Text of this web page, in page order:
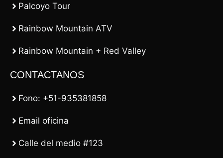
Palcoyo Tour
Rainbow Mountain ATV
Rainbow Mountain + Red Valley
CONTACTANOS
Fono: +51-935381858
Email oficina
Calle del medio #123